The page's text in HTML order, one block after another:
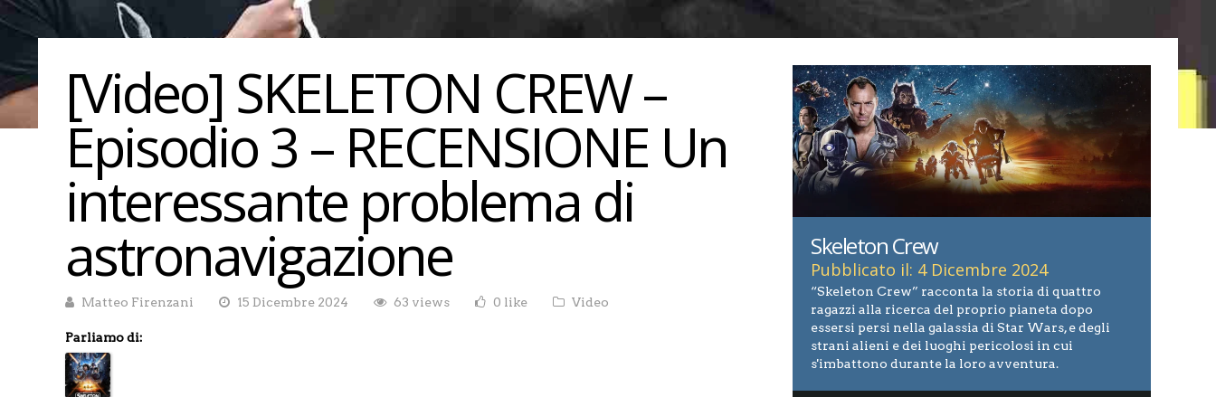
[Video] SKELETON CREW –
Episodio 3 – RECENSIONE Un
interessante problema di
astronavigazione
Matteo Firenzani 15 Dicembre 2024 63 views 0 like Video
Parliamo di:
Skeleton Crew
Pubblicato il: 4 Dicembre 2024
“Skeleton Crew” racconta la storia di quattro
ragazzi alla ricerca del proprio pianeta dopo
essersi persi nella galassia di Star Wars, e degli
strani alieni e dei luoghi pericolosi in cui
s'imbattono durante la loro avventura.